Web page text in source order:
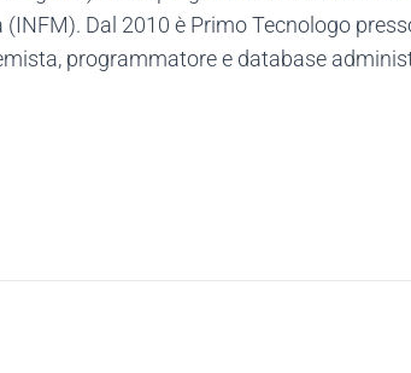
Dal 2010 è Primo Tecnologo
programmatore e database